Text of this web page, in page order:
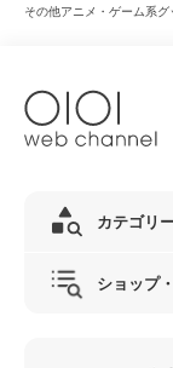
その他アニメ・ゲーム系グ
カテゴリ
ショップ